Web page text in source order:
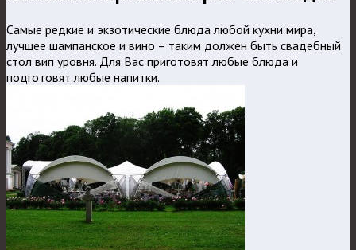
Самые редкие и экзотические блюда любой кухни мира,
лучшее шампанское и вино – таким должен быть свадебный
стол вип уровня. Для Вас приготовят любые блюда и
подготовят любые напитки.